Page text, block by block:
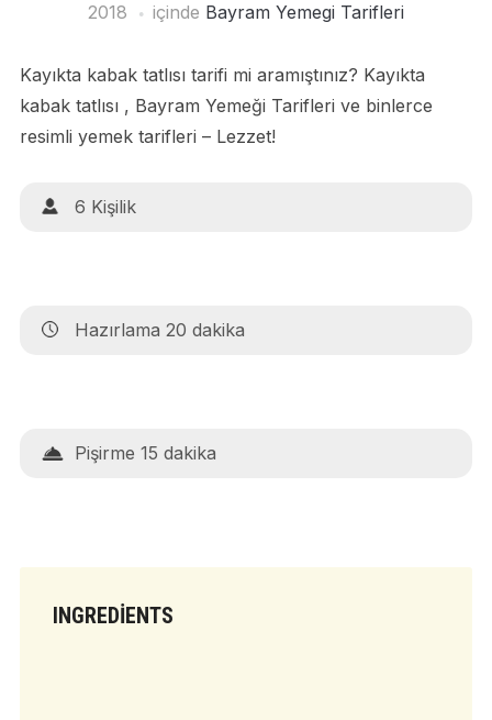
2018
içinde Bayram Yemegi Tarifleri
Kayıkta kabak tatlısı tarifi mi aramıştınız? Kayıkta
kabak tatlısı , Bayram Yemeği Tarifleri ve binlerce
resimli yemek tarifleri – Lezzet!
6 Kişilik
Hazırlama 20 dakika
Pişirme 15 dakika
INGREDIENTS